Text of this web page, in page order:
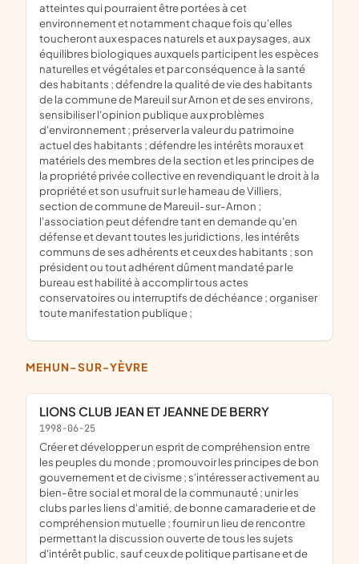
atteintes qui pourraient être portées à cet
environnement et notamment chaque fois qu'elles
toucheront aux espaces naturels et aux paysages, aux
équilibres biologiques auxquels participent les espèces
naturelles et végétales et par conséquence à la santé
des habitants ; défendre la qualité de vie des habitants
de la commune de Mareuil sur Arnon et de ses environs,
sensibiliser l'opinion publique aux problèmes
d'environnement ; préserver la valeur du patrimoine
actuel des habitants ; défendre les intérêts moraux et
matériels des membres de la section et les principes de
la propriété privée collective en revendiquant le droit à la
propriété et son usufruit sur le hameau de Villiers,
section de commune de Mareuil-sur-Arnon ;
l'association peut défendre tant en demande qu'en
défense et devant toutes les juridictions, les intérêts
communs de ses adhérents et ceux des habitants ; son
président ou tout adhérent dûment mandaté par le
bureau est habilité à accomplir tous actes
conservatoires ou interruptifs de déchéance ; organiser
toute manifestation publique ;
MEHUN-SUR-YÈVRE
LIONS CLUB JEAN ET JEANNE DE BERRY
1998-06-25
créer et développer un esprit de compréhension entre
les peuples du monde ; promouvoir les principes de bon
gouvernement et de civisme ; s'intéresser activement au
bien-être social et moral de la communauté ; unir les
clubs par les liens d'amitié, de bonne camaraderie et de
compréhension mutuelle ; fournir un lieu de rencontre
permettant la discussion ouverte de tous les sujets
d'intérêt public, sauf ceux de politique partisane et de